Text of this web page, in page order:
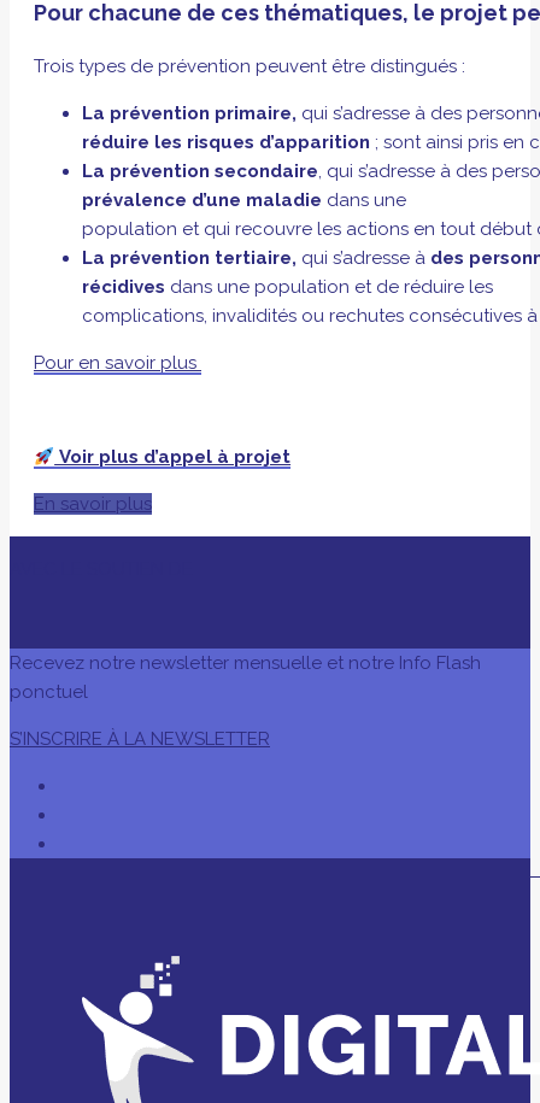
Pour chacune de ces thématiques, le projet
Trois types de prévention peuvent être distingués :
La prévention primaire, qui s’adresse à des
réduire les risques d’apparition ; sont ainsi pris en
La prévention secondaire, qui s’adresse à des
prévalence d’une maladie dans une
population et qui recouvre les actions en tout début
La prévention tertiaire, qui s’adresse à des
récidives dans une population et de réduire les
complications, invalidités ou rechutes consécutives
Pour en savoir plus
Voir plus d’appel à projet
En savoir plus
Recevez notre newsletter mensuelle et notre Info Flash
ponctuel
S’INSCRIRE À LA NEWSLETTER